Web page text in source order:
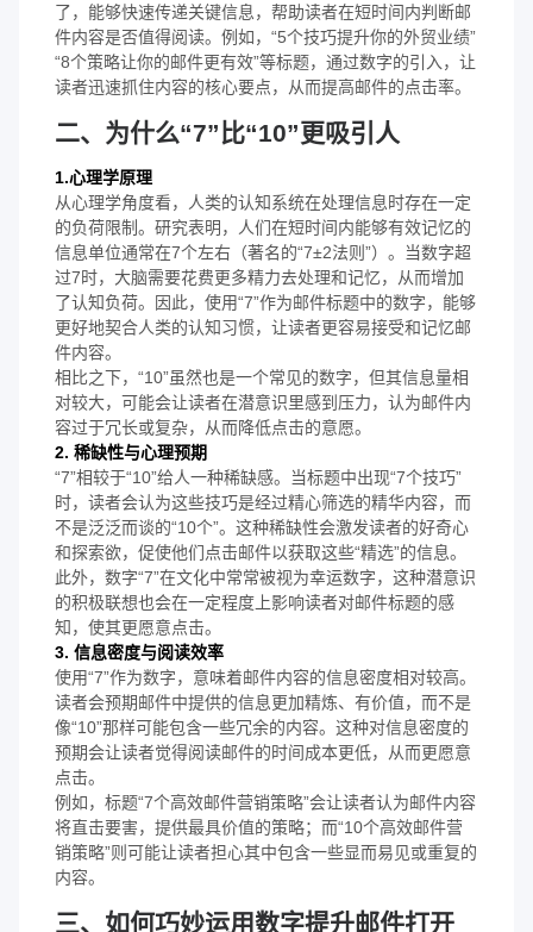
了，能够快速传递关键信息，帮助读者在短时间内判断邮
件内容是否值得阅读。例如，“5个技巧提升你的外贸业绩”
“8个策略让你的邮件更有效”等标题，通过数字的引入，让
读者迅速抓住内容的核心要点，从而提高邮件的点击率。
二、为什么“7”比“10”更吸引人
1.心理学原理
从心理学角度看，人类的认知系统在处理信息时存在一定
的负荷限制。研究表明，人们在短时间内能够有效记忆的
信息单位通常在7个左右（著名的“7±2法则”）。当数字超
过7时，大脑需要花费更多精力去处理和记忆，从而增加
了认知负荷。因此，使用“7”作为邮件标题中的数字，能够
更好地契合人类的认知习惯，让读者更容易接受和记忆邮
件内容。
相比之下，“10”虽然也是一个常见的数字，但其信息量相
对较大，可能会让读者在潜意识里感到压力，认为邮件内
容过于冗长或复杂，从而降低点击的意愿。
2. 稀缺性与心理预期
“7”相较于“10”给人一种稀缺感。当标题中出现“7个技巧”
时，读者会认为这些技巧是经过精心筛选的精华内容，而
不是泛泛而谈的“10个”。这种稀缺性会激发读者的好奇心
和探索欲，促使他们点击邮件以获取这些“精选”的信息。
此外，数字“7”在文化中常常被视为幸运数字，这种潜意识
的积极联想也会在一定程度上影响读者对邮件标题的感
知，使其更愿意点击。
3. 信息密度与阅读效率
使用“7”作为数字，意味着邮件内容的信息密度相对较高。
读者会预期邮件中提供的信息更加精炼、有价值，而不是
像“10”那样可能包含一些冗余的内容。这种对信息密度的
预期会让读者觉得阅读邮件的时间成本更低，从而更愿意
点击。
例如，标题“7个高效邮件营销策略”会让读者认为邮件内容
将直击要害，提供最具价值的策略；而“10个高效邮件营
销策略”则可能让读者担心其中包含一些显而易见或重复的
内容。
三、如何巧妙运用数字提升邮件打开